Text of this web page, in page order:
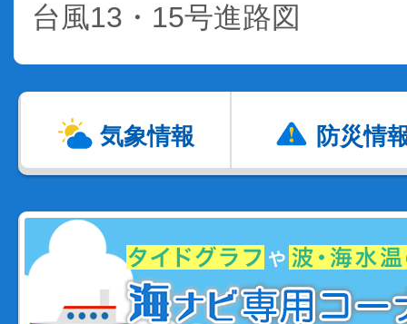
台風13・15号進路図
気象情報 防災情